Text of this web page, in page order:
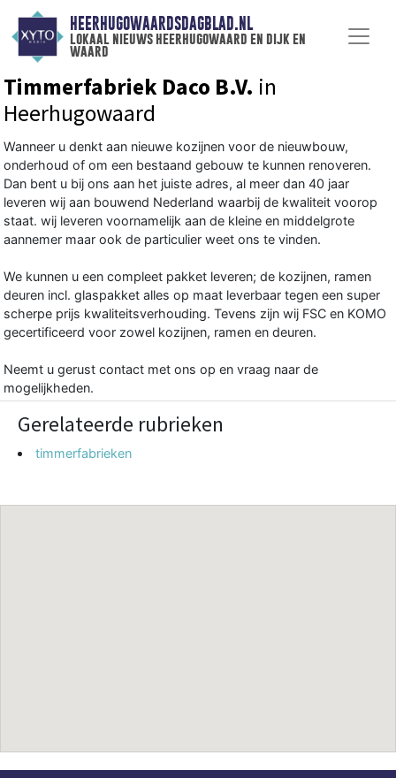
HEERHUGOWAARDSDAGBLAD.NL
lokaal nieuws heerhugowaard en dijk en
waard
Timmerfabriek Daco B.V. in
Heerhugowaard
Wanneer u denkt aan nieuwe kozijnen voor de nieuwbouw,
onderhoud of om een bestaand gebouw te kunnen renoveren.
Dan bent u bij ons aan het juiste adres, al meer dan 40 jaar
leveren wij aan bouwend Nederland waarbij de kwaliteit voorop
staat. wij leveren voornamelijk aan de kleine en middelgrote
aannemer maar ook de particulier weet ons te vinden.
We kunnen u een compleet pakket leveren; de kozijnen, ramen
deuren incl. glaspakket alles op maat leverbaar tegen een super
scherpe prijs kwaliteitsverhouding. Tevens zijn wij FSC en KOMO
gecertificeerd voor zowel kozijnen, ramen en deuren.
Neemt u gerust contact met ons op en vraag naar de
mogelijkheden.
Gerelateerde rubrieken
timmerfabrieken